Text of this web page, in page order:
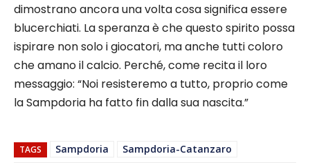
dimostrano ancora una volta cosa significa essere
blucerchiati. La speranza è che questo spirito possa
ispirare non solo i giocatori, ma anche tutti coloro
che amano il calcio. Perché, come recita il loro
messaggio: “Noi resisteremo a tutto, proprio come
la Sampdoria ha fatto fin dalla sua nascita.”
TAGS Sampdoria Sampdoria-Catanzaro